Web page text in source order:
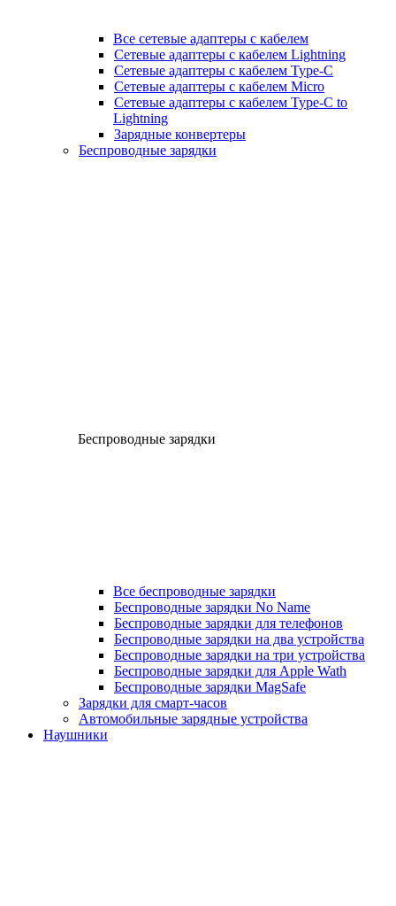
Все сетевые адаптеры с кабелем
Сетевые адаптеры с кабелем Lightning
Сетевые адаптеры с кабелем Type-C
Сетевые адаптеры с кабелем Micro
Сетевые адаптеры с кабелем Type-C to
Lightning
Зарядные конвертеры
Беспроводные зарядки
Беспроводные зарядки
Все беспроводные зарядки
Беспроводные зарядки No Name
Беспроводные зарядки для телефонов
Беспроводные зарядки на два устройства
Беспроводные зарядки на три устройства
Беспроводные зарядки для Apple Wath
Беспроводные зарядки MagSafe
Зарядки для смарт-часов
Автомобильные зарядные устройства
Наушники